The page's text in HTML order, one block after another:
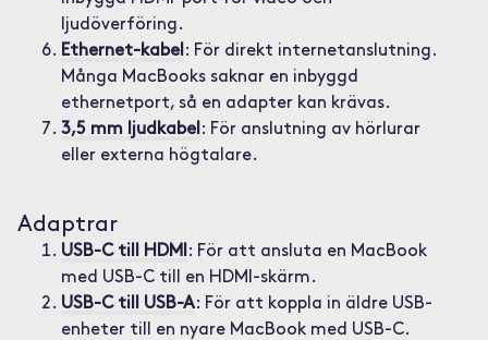
ljudöverföring.
Ethernet-kabel : För direkt internetanslutning.
Många MacBooks saknar en inbyggd
ethernetport, så en adapter kan krävas.
3,5 mm ljudkabel : För anslutning av hörlurar
eller externa högtalare.
Adaptrar
USB-C till HDMI : För att ansluta en MacBook
med USB-C till en HDMI-skärm.
USB-C till USB-A: För att koppla in äldre USB-
enheter till en nyare MacBook med USB-C.